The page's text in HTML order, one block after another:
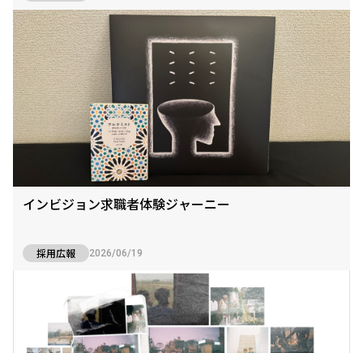
インビジョン求職者体験ジャーニー
採用広報 2026/06/19